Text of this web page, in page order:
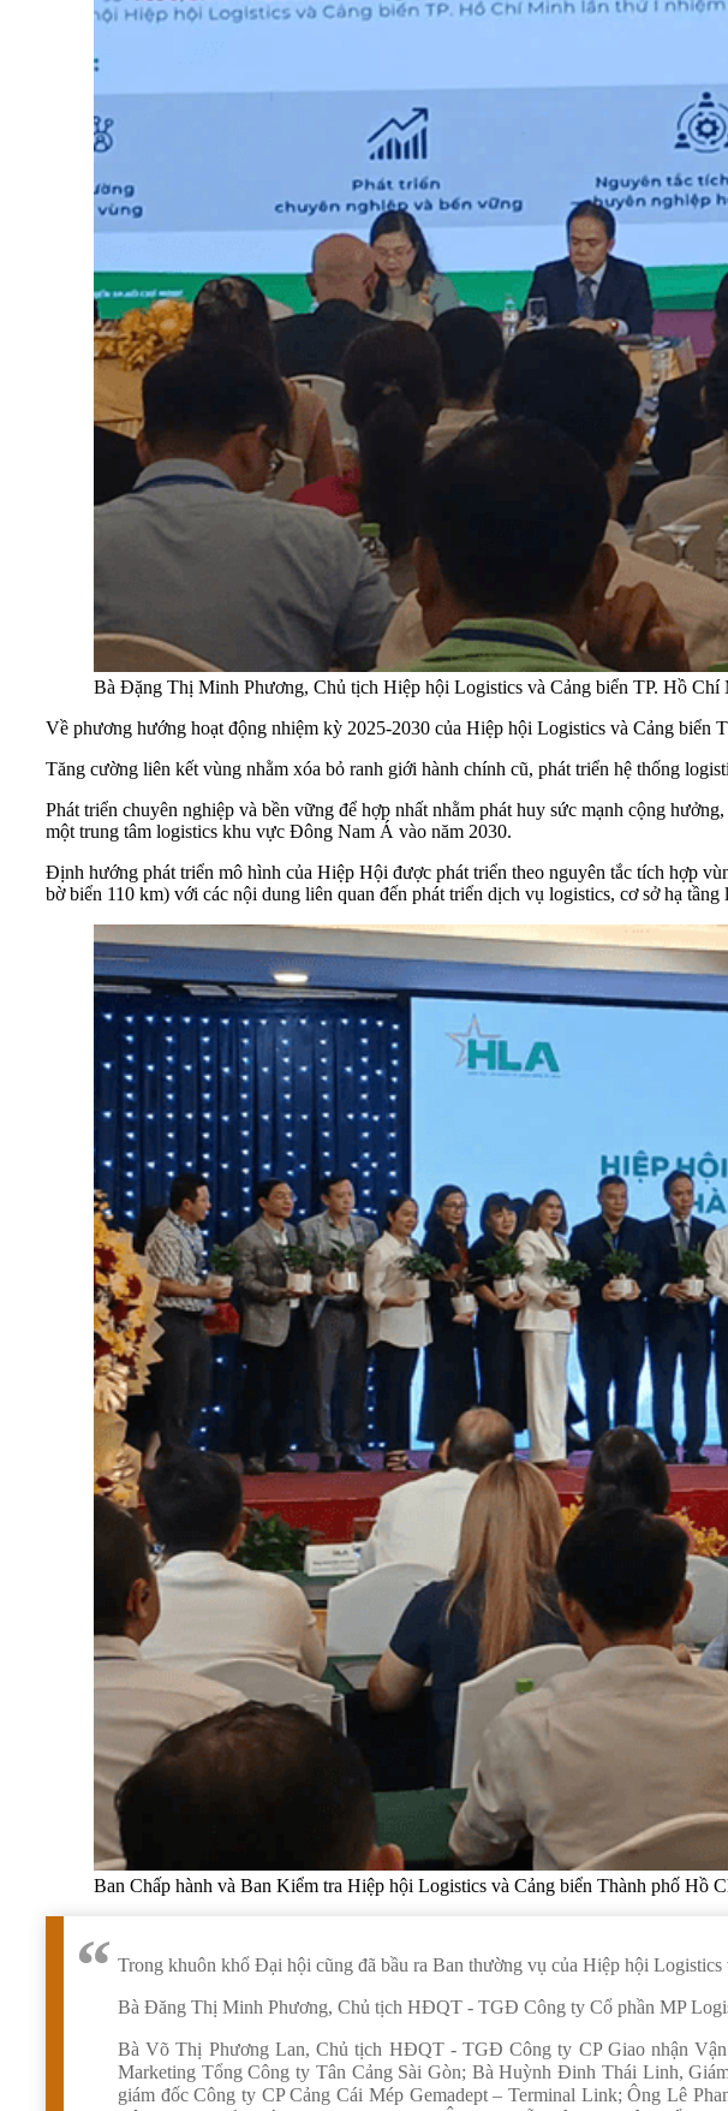
Bà Đặng Thị Minh Phương, Chủ tịch Hiệp hội Logistics và Cảng biển TP. Hồ Chí
Về phương hướng hoạt động nhiệm kỳ 2025-2030 của Hiệp hội Logistics và Cảng
Tăng cường liên kết vùng nhằm xóa bỏ ranh giới hành chính cũ, phát triển hệ thống
Phát triển chuyên nghiệp và bền vững để hợp nhất nhằm phát huy sức mạnh cộng
một trung tâm logistics khu vực Đông Nam Á vào năm 2030.
Định hướng phát triển mô hình của Hiệp Hội được phát triển theo nguyên tắc tích hợp
bờ biển 110 km) với các nội dung liên quan đến phát triển dịch vụ logistics, cơ sở hạ tầng
Ban Chấp hành và Ban Kiểm tra Hiệp hội Logistics và Cảng biển Thành phố Hồ
Trong khuôn khổ Đại hội cũng đã bầu ra Ban thường vụ của Hiệp hội
Bà Đăng Thị Minh Phương, Chủ tịch HĐQT - TGĐ Công ty Cổ phần MP
Bà Võ Thị Phương Lan, Chủ tịch HĐQT - TGĐ Công ty CP Giao nhận
Marketing Tổng Công ty Tân Cảng Sài Gòn; Bà Huỳnh Đinh Thái Linh,
giám đốc Công ty CP Cảng Cái Mép Gemadept – Terminal Link; Ông Lê